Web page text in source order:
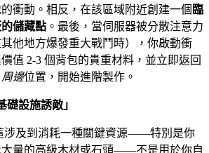
衝動。相反，在該區域附近創建一個 臨
儲藏點 。最後，當伺服器被分散注意力
其他地方爆發重大戰鬥時），你啟動衝
值 2-3 個背包的貴重材料，並立即返回
邊位置，開始進階製作。
礎設施誘敵」
涉及到消耗一種關鍵資源——特別是你
大量的高級木材或石頭——不是用於你自